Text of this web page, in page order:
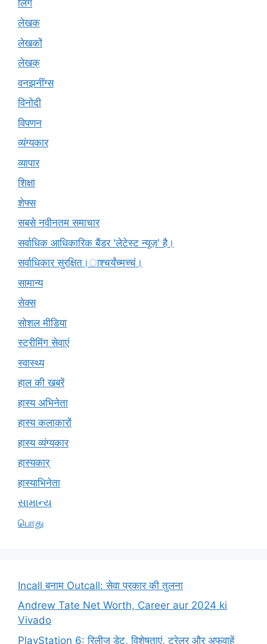
लिंग
लेखक
लेखकों
लेखक्
वनझनींग्स
विनोदी
विपणन
व्यंग्यकार
व्यापार
शिक्षा
शेफ्स
सबसे नवीनतम समाचार
सर्वाधिक आधिकारिक बैंडर 'लेटेस्ट न्यूज़' है।
सर्वाधिकार सुरक्षित।ाश्चर्यंच्मच्चं।
सामान्य
सेक्स
सोशल मीडिया
स्ट्रीमिंग सेवाएं
स्वास्थ्य
हाल की खबरें
हास्य अभिनेता
हास्य कलाकारों
हास्य व्यंग्यकार
हास्यकार्
हास्याभिनेता
સામાન્ય
பொது
Incall बनाम Outcall: सेवा प्रकार की तुलना
Andrew Tate Net Worth, Career aur 2024 ki
Vivado
PlayStation 6: रिलीज़ डेट, विशेषताएं, ट्रेलर और अफवाहें